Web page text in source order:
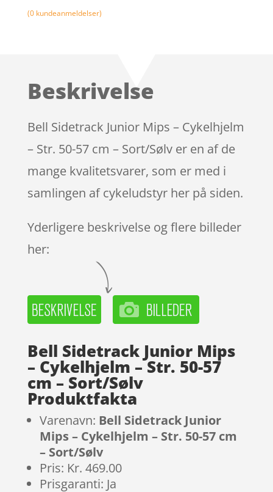
(0kundeanmeldelser)
Beskrivelse
Bell Sidetrack Junior Mips – Cykelhjelm
– Str. 50-57 cm – Sort/Sølv er en af de
mange kvalitetsvarer, som er med i
samlingen af cykeludstyr her på siden.
Yderligere beskrivelse og flere billeder
her:
Bell Sidetrack Junior Mips
– Cykelhjelm – Str. 50-57
cm – Sort/Sølv
Produktfakta
Varenavn: Bell Sidetrack Junior
Mips – Cykelhjelm – Str. 50-57 cm
– Sort/Sølv
Pris: Kr. 469.00
Prisgaranti: Ja